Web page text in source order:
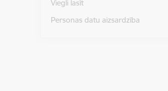
Viegli lasīt
Personas datu aizsardzība